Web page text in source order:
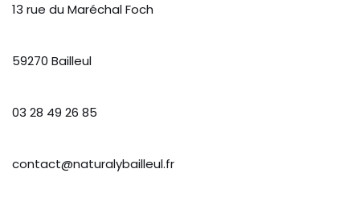
13 rue du Maréchal Foch
59270 Bailleul
03 28 49 26 85
contact@naturalybailleul.fr